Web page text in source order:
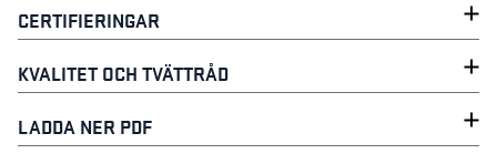
CERTIFIERINGAR
KVALITET OCH TVÄTTRÅD
LADDA NER PDF